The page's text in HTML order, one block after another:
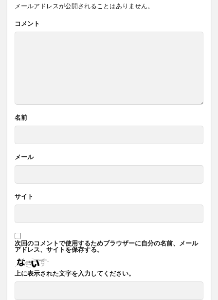
メールアドレスが公開されることはありません。
コメント
名前
メール
サイト
次回のコメントで使用するためブラウザーに自分の名前、メール
アドレス、サイトを保存する。
上に表示された文字を入力してください。